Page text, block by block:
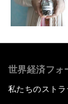
世界経済フォ
私たちのスト